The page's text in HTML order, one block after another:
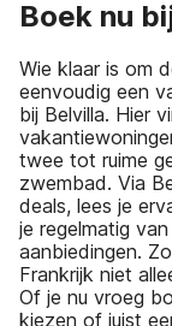
Boek nu
Wie klaar is om
eenvoudig een
bij Belvilla. Hier
twee tot ruime
zwembad. Via
deals, lees je
je regelmatig
aanbiedingen.
Frankrijk niet
Of je nu vroeg
kiezen of juist